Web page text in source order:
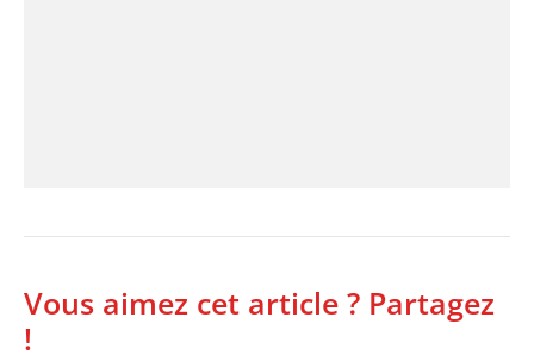
Vous aimez cet article ? Partagez
!